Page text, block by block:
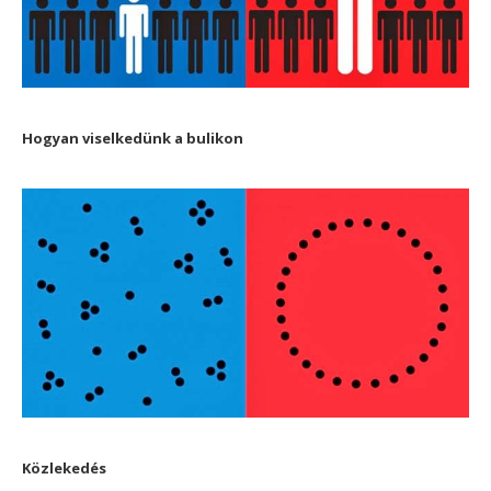
Hogyan viselkedünk a bulikon
Közlekedés